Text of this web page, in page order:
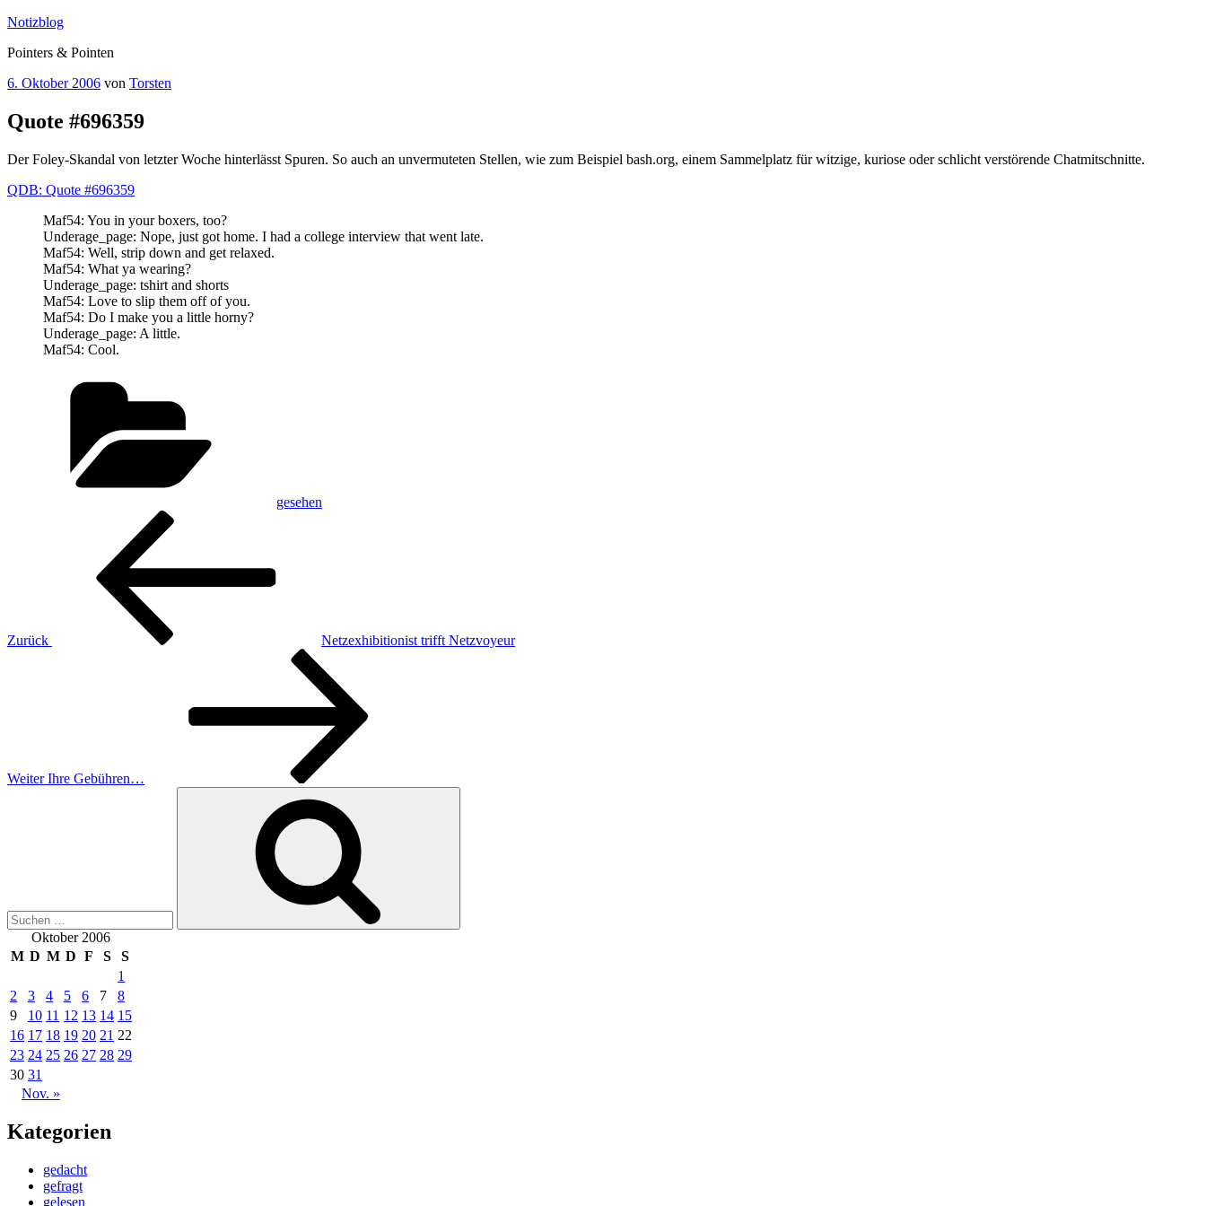
Zum
springen
Notizblog
Pointers & Pointen
Veröffentlicht
6. Oktober 2006 von Torsten
Quote #696359
Der Foley-Skandal von letzter Woche hinterlässt Spuren. So auch an unvermuteten Stellen, wie zum Beispiel bash.org, einem Sammelplatz für witzige, kuriose oder schlicht verstörende Chatmitschnitte.
QDB: Quote #696359
Maf54: You in your boxers, too?
Underage_page: Nope, just got home. I had a college interview that went late.
Maf54: Well, strip down and get relaxed.
Maf54: What ya wearing?
Underage_page: tshirt and shorts
Maf54: Love to slip them off of you.
Maf54: Do I make you a little horny?
Underage_page: A little.
Maf54: Cool.
gesehen
Beitragsnavigation
Zurück
Netzexhibitionist trifft Netzvoyeur
Weiter Ihre Gebühren…
Oktober 2006
M D M D F S
S
1
2
3 4 5 6 7
8
9
10 11 12 13 14 15
16 17 18 19 20 21 22
23 24 25 26 27 28 29
30 31
Nov. »
Kategorien
gedacht
gefragt
gelesen